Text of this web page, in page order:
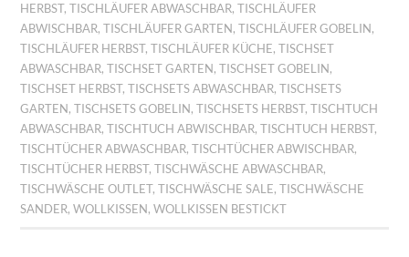
HERBST,TISCHLÄUFER ABWASCHBAR,TISCHLÄUFER
ABWISCHBAR,TISCHLÄUFER GARTEN,TISCHLÄUFER GOBELIN,
TISCHLÄUFER HERBST,TISCHLÄUFER KÜCHE,TISCHSET
ABWASCHBAR,TISCHSET GARTEN,TISCHSET GOBELIN,
TISCHSET HERBST,TISCHSETS ABWASCHBAR,TISCHSETS
GARTEN,TISCHSETS GOBELIN,TISCHSETS HERBST,TISCHTUCH
ABWASCHBAR,TISCHTUCH ABWISCHBAR,TISCHTUCH HERBST,
TISCHTÜCHER ABWASCHBAR,TISCHTÜCHER ABWISCHBAR,
TISCHTÜCHER HERBST,TISCHWÄSCHE ABWASCHBAR,
TISCHWÄSCHE OUTLET,TISCHWÄSCHE SALE,TISCHWÄSCHE
SANDER,WOLLKISSEN,WOLLKISSEN BESTICKT